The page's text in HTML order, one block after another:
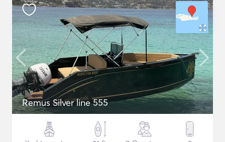
Remus Silver line 555